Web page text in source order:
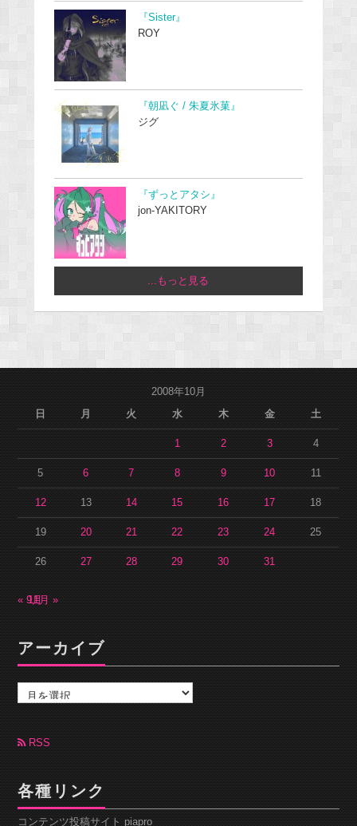
『Sister』
ROY
『朝凪ぐ / 朱夏氷菓』
ジグ
『ずっとアタシ』
jon-YAKITORY
...もっと見る
2008年10月
日
月 火 水 木 金 土
1 2 3 4
5 6 7 8 9 10 11
12 13 14 15 16 17 18
19 20 21 22 23 24 25
26 27 28 29 30 31
« 9月
11月 »
アーカイブ
カ
ブ RSS
各種リンク
コンテンツ投稿サイト piapro